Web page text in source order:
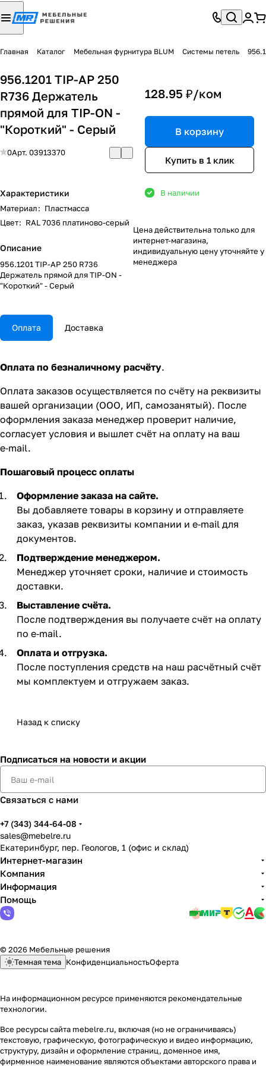
Главная Каталог Мебельная фурнитура BLUM Системы петель
956.1201 TIP-AP 250
R736 Держатель
прямой для TIP-ON -
"Короткий" - Серый
0Арт. 03913370
Характеристики
Материал: Пластмасса
Цвет: RAL 7036 платиново-серый
Описание
956.1201 TIP-AP 250 R736
Держатель прямой для TIP-ON -
"Короткий" - Серый
128.95 ₽/ком
В корзину
Купить в 1 клик
В наличии
Цена действительна только для
интернет-магазина,
индивидуальную цену уточняйте у
менеджера
Оплата Доставка
Оплата по безналичному расчёту.
Оплата заказов осуществляется по счёту на реквизиты
вашей организации (ООО, ИП, самозанятый). После
оформления заказа менеджер проверит наличие,
согласует условия и вышлет счёт на оплату на ваш
e‑mail.
Пошаговый процесс оплаты
Оформление заказа на сайте.
Вы добавляете товары в корзину и отправляете
заказ, указав реквизиты компании и e‑mail для
документов.
Подтверждение менеджером.
Менеджер уточняет сроки, наличие и стоимость
доставки.
Выставление счёта.
После подтверждения вы получаете счёт на оплату
по e‑mail. ​
Оплата и отгрузка.
После поступления средств на наш расчётный счёт
мы комплектуем и отгружаем заказ.​
Назад к списку
Подписаться на новости и акции
Связаться с нами
+7 (343) 344-64-08
sales@mebelre.ru
Екатеринбург, пер. Геологов, 1 (офис и склад)
Интернет-магазин
Компания
Информация
Помощь
© 2026 Мебельные решения
Темная тема КонфиденциальностьОферта
На информационном ресурсе применяются рекомендательные
технологии.
Все ресурсы сайта mebelre.ru, включая (но не ограничиваясь)
текстовую, графическую, фотографическую и видео информацию,
структуру, дизайн и оформление страниц, доменное имя,
фирменное наименование являются объектами авторского права и